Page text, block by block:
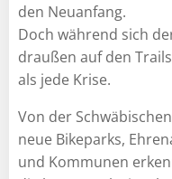
den Neuanfang.
Doch während sich
draußen auf den
als jede Krise.
Von der
neue Bikeparks,
und Kommunen